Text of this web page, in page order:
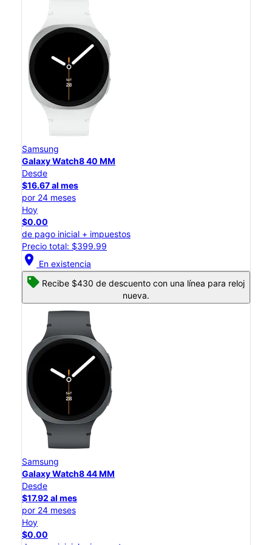
Samsung
Galaxy Watch8 40 MM
Desde
$16.67 al mes
por 24 meses
Hoy
$0.00
de pago inicial + impuestos
Precio total: $399.99
location_on En existencia
Recibe $430 de descuento con una línea para reloj
nueva.
Samsung
Galaxy Watch8 44 MM
Desde
$17.92 al mes
por 24 meses
Hoy
$0.00